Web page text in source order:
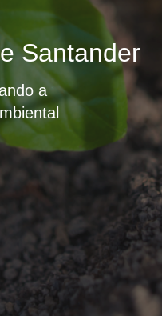
Santander
a